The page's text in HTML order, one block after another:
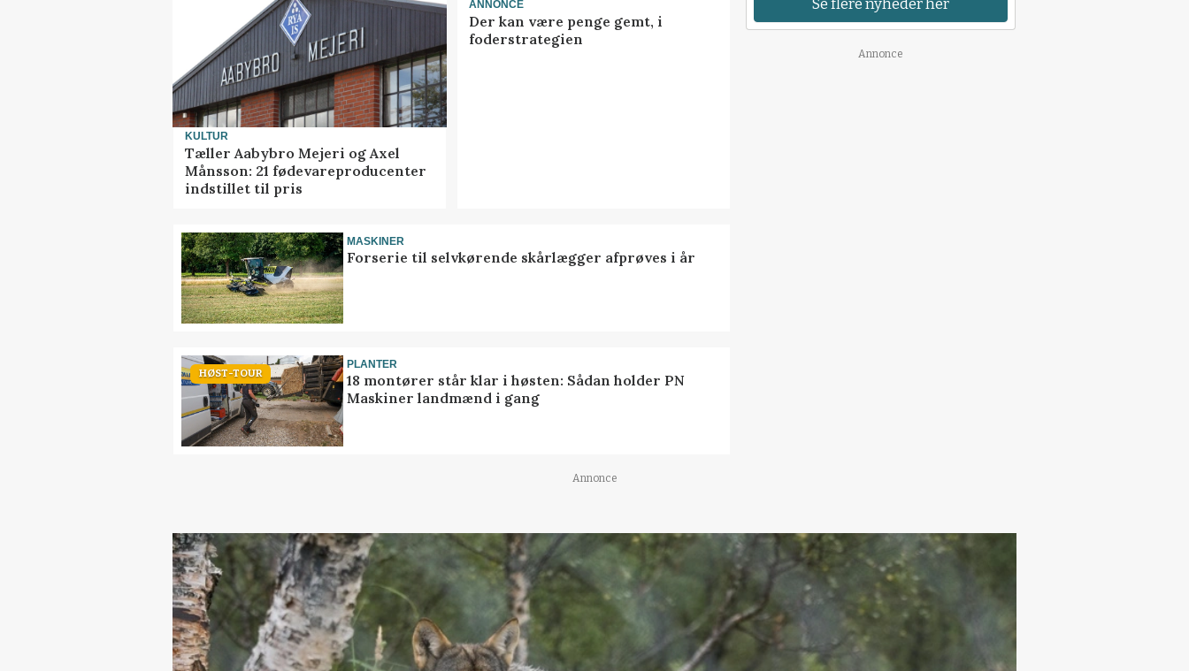
KULTUR
Tæller Aabybro Mejeri og Axel
Månsson: 21 fødevareproducenter
indstillet til pris
ANNONCE
Der kan være penge gemt, i
foderstrategien
MASKINER
Forserie til selvkørende skårlægger afprøves i år
HØST-TOUR
PLANTER
18 montører står klar i høsten: Sådan holder PN
Maskiner landmænd i gang
Se flere nyheder her
Annonce
Annonce